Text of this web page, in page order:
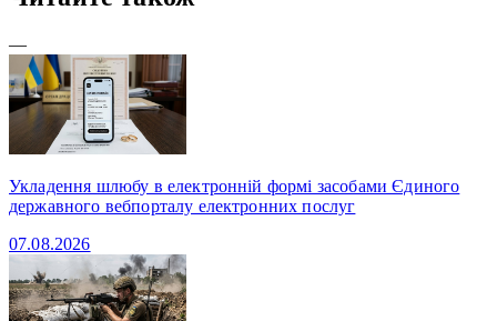
—
Укладення шлюбу в електронній формі засобами Єдиного
державного вебпорталу електронних послуг
07.08.2026